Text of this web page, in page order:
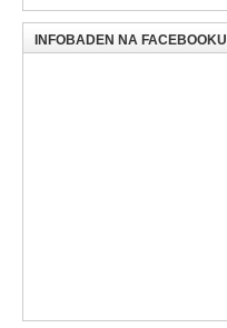
INFOBADEN NA FACEBOOKU